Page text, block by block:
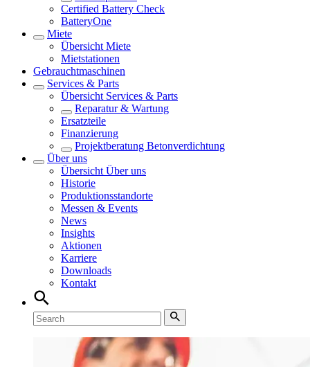
Certified Battery Check
BatteryOne
Miete
Übersicht Miete
Mietstationen
Gebrauchtmaschinen
Services & Parts
Übersicht Services & Parts
Reparatur & Wartung
Ersatzteile
Finanzierung
Projektberatung Betonverdichtung
Über uns
Übersicht Über uns
Historie
Produktionsstandorte
Messen & Events
News
Insights
Aktionen
Karriere
Downloads
Kontakt